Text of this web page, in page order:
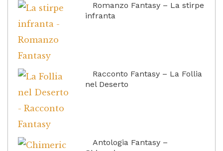
Romanzo Fantasy – La stirpe
infranta
Racconto Fantasy – La Follia
nel Deserto
Antologia Fantasy –